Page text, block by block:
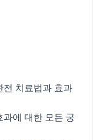
전 치료법과 효과
과에 대한 모든 궁